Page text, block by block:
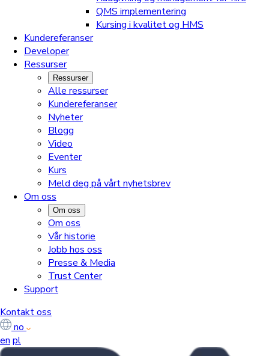
QMS implementering
Kursing i kvalitet og HMS
Kundereferanser
Developer
Ressurser
Ressurser
Alle ressurser
Kundereferanser
Nyheter
Blogg
Video
Eventer
Kurs
Meld deg på vårt nyhetsbrev
Om oss
Om oss
Om oss
Vår historie
Jobb hos oss
Presse & Media
Trust Center
Support
Kontakt oss
no
en pl